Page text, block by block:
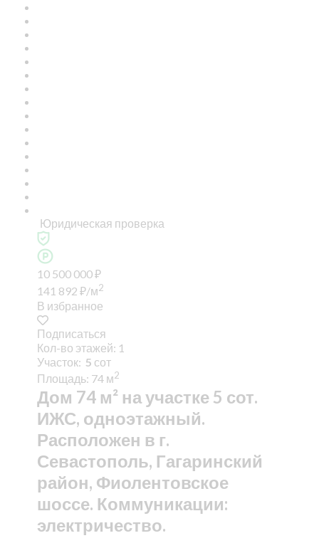
Юридическая проверка
10 500 000₽
141 892 ₽/м2
В избранное
Подписаться
Кол-во этажей: 1
Участок: 5 сот
Площадь: 74 м2
Дом 74 м² на участке 5 сот.
ИЖС, одноэтажный.
Расположен в г.
Севастополь, Гагаринский
район, Фиолентовское
шоссе. Коммуникации:
электричество.